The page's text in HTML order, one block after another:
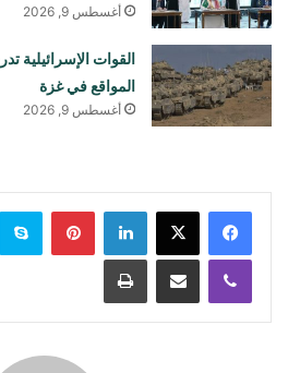
أغسطس 9, 2026
القوات
المواقع في غزة
أغسطس 9, 2026
لينكدإن بينتيريست
ڤايبر مشاركة عبر البريد طباعة